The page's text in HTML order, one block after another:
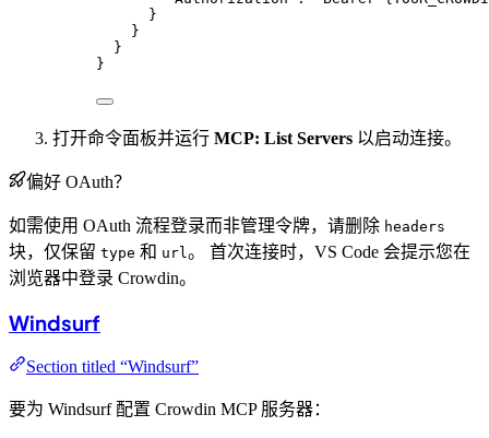
}
}
}
}
打开命令面板并运行 MCP: List Servers 以启动连接。
偏好 OAuth？
如需使用 OAuth 流程登录而非管理令牌，请删除 headers
块，仅保留 type 和 url 。 首次连接时，VS Code 会提示您在
浏览器中登录 Crowdin。
Windsurf
Section titled “Windsurf”
要为 Windsurf 配置 Crowdin MCP 服务器：